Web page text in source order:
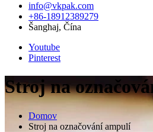
info@vkpak.com
+86-18912389279
Šanghaj, Čína
Youtube
Pinterest
Stroj na
Domov
Stroj na označování ampulí